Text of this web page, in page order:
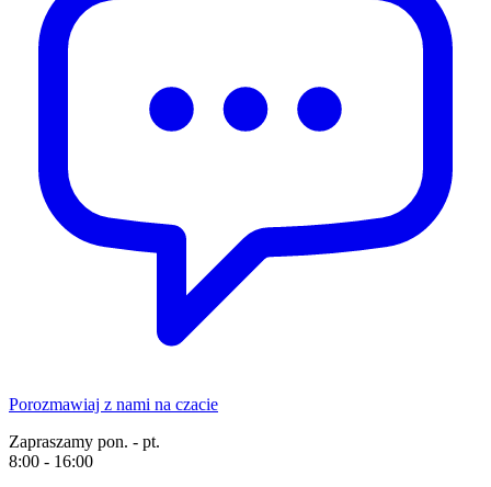
Porozmawiaj z nami na czacie
Zapraszamy pon. - pt.
8:00 - 16:00